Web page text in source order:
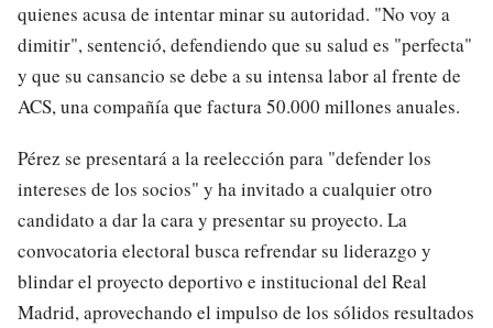
quienes acusa de intentar minar su autoridad. "No voy a
dimitir", sentenció, defendiendo que su salud es "perfecta"
y que su cansancio se debe a su intensa labor al frente de
ACS, una compañía que factura 50.000 millones anuales.
Pérez se presentará a la reelección para "defender los
intereses de los socios" y ha invitado a cualquier otro
candidato a dar la cara y presentar su proyecto. La
convocatoria electoral busca refrendar su liderazgo y
blindar el proyecto deportivo e institucional del Real
Madrid, aprovechando el impulso de los sólidos resultados